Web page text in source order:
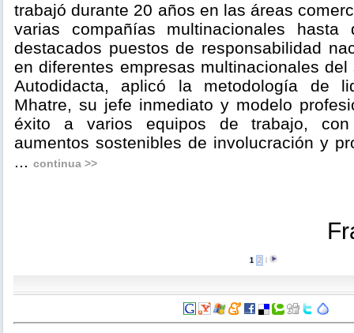
trabajó durante 20 años en las áreas
varias compañías multinacionales
destacados puestos de responsabilidad
en diferentes empresas multinacionales del
Autodidacta, aplicó la metodología de
Mhatre, su jefe inmediato y modelo
éxito a varios equipos de trabajo,
aumentos sostenibles de involucración y
... continua >>
1 2